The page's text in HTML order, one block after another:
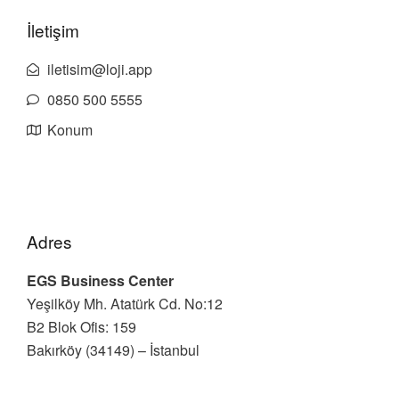
İletişim
iletisim@loji.app
0850 500 5555
Konum
Adres
EGS Business Center
Yeşilköy Mh. Atatürk Cd. No:12
B2 Blok Ofis: 159
Bakırköy (34149) – İstanbul